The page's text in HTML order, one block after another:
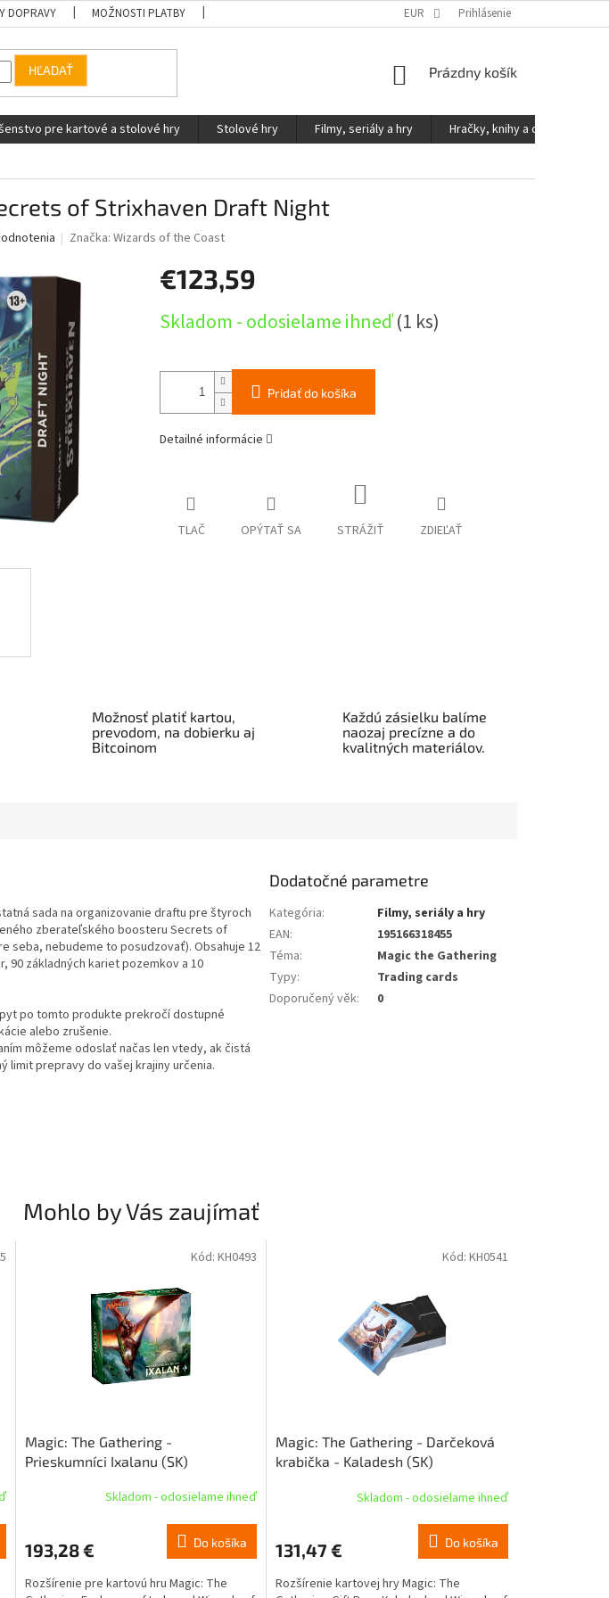
DOPRAVY MOŽNOSTI PLATBY PODMIENKY OCHRANY OSOBNÝCH ÚDAJOV
EUR Prihlásenie
HĽADAŤ
NÁKUPNÝ
Prázdny košík
pre kartové a stolové hry Stolové hry Filmy, seriály a hry
Hračky, knihy a ostatné
of Strixhaven Draft Night
Značka:Wizards of the Coast
€123,59
cena:
Skladom - odosielame ihneď(1 ks)
Pridať do košíka
Detailné informácie
TLAČ OPÝTAŤ SA STRÁŽIŤ ZDIEĽAŤ
Možnosť platiť kartou,
prevodom, na dobierku aj
Bitcoinom
Každú zásielku balíme
naozaj precízne a do
kvalitných materiálov.
sada na organizovanie draftu pre štyroch
zberateľského boosteru Secrets of
seba, nebudeme to posudzovať). Obsahuje 12
základných kariet pozemkov a 10
po tomto produkte prekročí dostupné
alebo zrušenie.
môžeme odoslať načas len vtedy, ak čistá
limit prepravy do vašej krajiny určenia.
Dodatočné parametre
Kategória:
Filmy, seriály a hry
EAN:
195166318455
Téma:
Magic the Gathering
Typy:
Trading cards
Doporučený věk: 0
Mohlo by Vás zaujímať
Magic: The Gathering -
Prieskumníci Ixalanu (SK)
Skladom - odosielame ihneď
193,28 € Do košíka
Rozšírenie pre kartovú hru Magic: The
Kód: KH0493
Magic: The Gathering - Darčeková
krabička - Kaladesh (SK)
Skladom - odosielame ihneď
131,47 € Do košíka
Rozšírenie kartovej hry Magic: The
Kód: KH0541